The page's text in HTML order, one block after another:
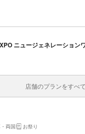
ニュージェネレーション
店舗のプランをすべ
両国 お祭り